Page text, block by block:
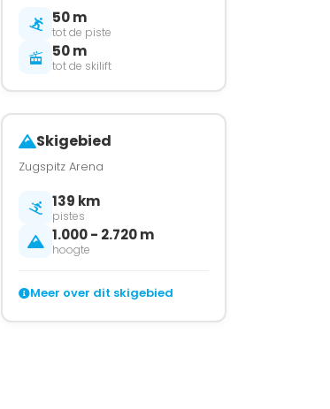
50 m
tot de piste
50 m
tot de skilift
Skigebied
Zugspitz Arena
139 km
pistes
1.000 - 2.720 m
hoogte
Meer over dit skigebied